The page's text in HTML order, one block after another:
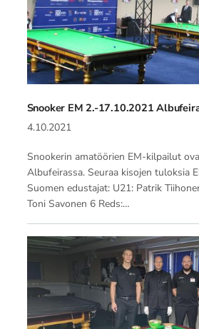
Snooker EM 2.-17.10.2021
4.10.2021
Snookerin amatöörien EM-kilpailut
Albufeirassa. Seuraa kisojen tuloksia
Suomen edustajat: U21: Patrik
Toni Savonen 6 Reds:…